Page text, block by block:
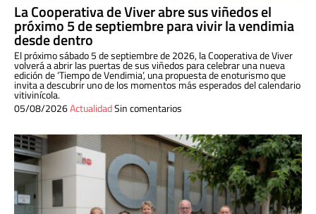
La Cooperativa de Viver abre sus viñedos el
próximo 5 de septiembre para vivir la vendimia
desde dentro
El próximo sábado 5 de septiembre de 2026, la Cooperativa de Viver
volverá a abrir las puertas de sus viñedos para celebrar una nueva
edición de ‘Tiempo de Vendimia’, una propuesta de enoturismo que
invita a descubrir uno de los momentos más esperados del calendario
vitivinícola.
05/08/2026ActualidadSin comentarios